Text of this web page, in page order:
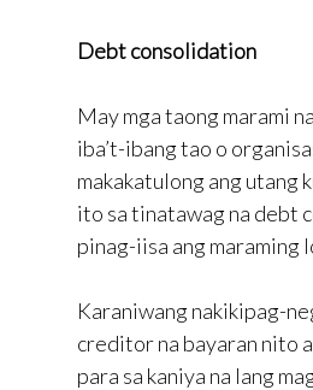
Debt consolidation
May mga taong marami
iba’t-ibang tao o
makakatulong ang utang
ito sa tinatawag na debt
pinag-iisa ang maraming
Karaniwang nakikipag-
creditor na bayaran nito
para sa kaniya na lang